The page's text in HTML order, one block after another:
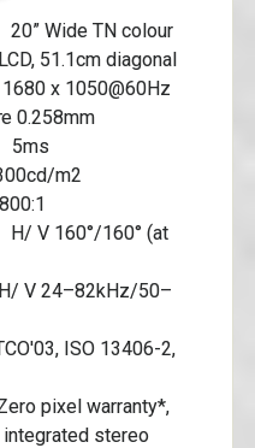
Wide TN colour
51.1cm diagonal
1050@60Hz
0.258mm
m2
160°/160° (at
50–
ISO 13406-2,
warranty*,
integrated stereo